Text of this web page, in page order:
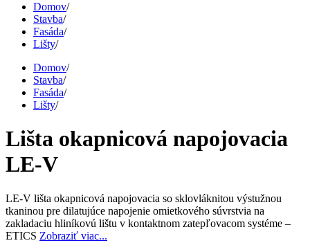
Domov/
Stavba/
Fasáda/
Lišty/
Domov/
Stavba/
Fasáda/
Lišty/
Lišta okapnicová napojovacia
LE-V
LE-V lišta okapnicová napojovacia so sklovláknitou výstužnou
tkaninou pre dilatujúce napojenie omietkového súvrstvia na
zakladaciu hliníkovú lištu v kontaktnom zatepľovacom systéme –
ETICS Zobraziť viac...